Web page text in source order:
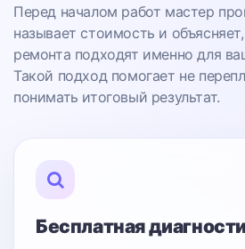
Перед началом работ мастер
называет стоимость и
ремонта подходят именно для
Такой подход помогает не
понимать итоговый результат.
Бесплатная